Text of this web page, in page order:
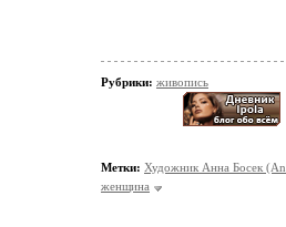
Рубрики: живопись
Метки: Художник Анна Босек
женщина